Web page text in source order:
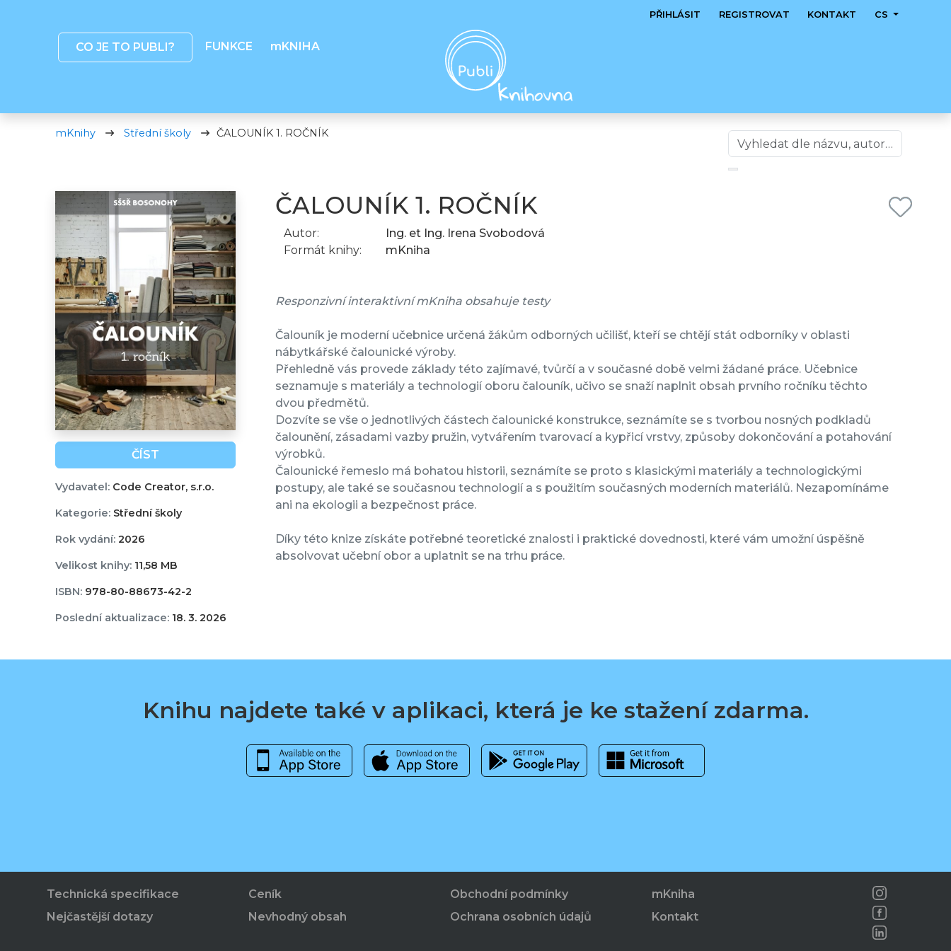
CO JE TO PUBLI? FUNKCE mKNIHA
PŘIHLÁSIT REGISTROVAT KONTAKT CS
mKnihy Střední školy ČALOUNÍK 1. ROČNÍK
ČÍST
Vydavatel:Code Creator, s.r.o.
Kategorie:Střední školy
Rok vydání:2026
Velikost knihy:11,58 MB
ISBN:978-80-88673-42-2
Poslední aktualizace:18. 3. 2026
ČALOUNÍK 1. ROČNÍK
Autor:
Ing. et Ing. Irena Svobodová
Formát knihy:
mKniha
Responzivní interaktivní mKniha obsahuje testy
Čalouník je moderní učebnice určená žákům odborných učilišť, kteří se chtějí stát odborníky v oblasti
nábytkářské čalounické výroby.
Přehledně vás provede základy této zajímavé, tvůrčí a v současné době velmi žádané práce. Učebnice
seznamuje s materiály a technologií oboru čalouník, učivo se snaží naplnit obsah prvního ročníku těchto
dvou předmětů.
Dozvíte se vše o jednotlivých částech čalounické konstrukce, seznámíte se s tvorbou nosných podkladů
čalounění, zásadami vazby pružin, vytvářením tvarovací a kypřicí vrstvy, způsoby dokončování a potahování
výrobků.
Čalounické řemeslo má bohatou historii, seznámíte se proto s klasickými materiály a technologickými
postupy, ale také se současnou technologií a s použitím současných moderních materiálů. Nezapomínáme
ani na ekologii a bezpečnost práce.
Díky této knize získáte potřebné teoretické znalosti i praktické dovednosti, které vám umožní úspěšně
absolvovat učební obor a uplatnit se na trhu práce.
Knihu najdete také v aplikaci, která je ke stažení zdarma.
Technická specifikace
Nejčastější dotazy
Ceník
Nevhodný obsah
Obchodní podmínky
Ochrana osobních údajů
mKniha
Kontakt